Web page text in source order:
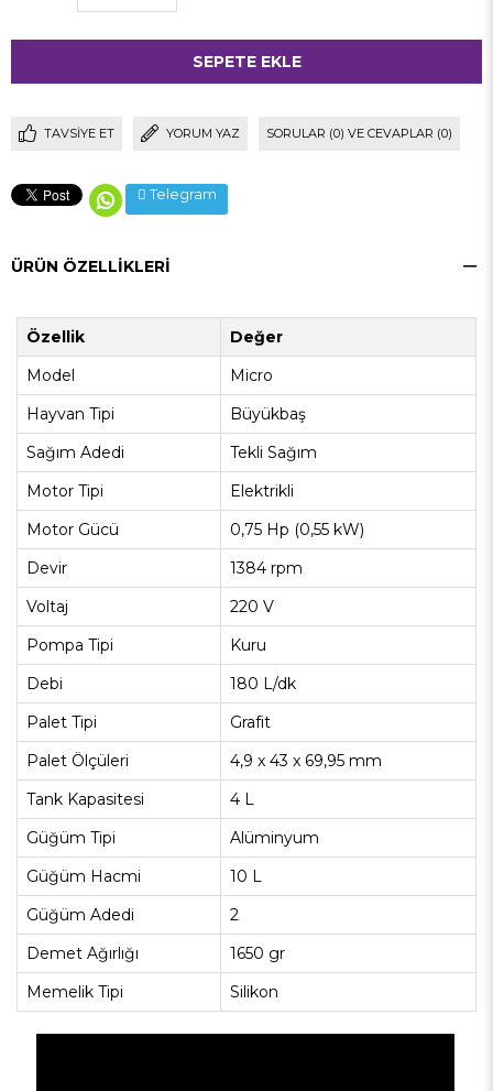
TAVSIYE ET YORUM YAZ SORULAR (0) VE CEVAPLAR (0)
Telegram
ÜRÜN ÖZELLIKLERI
Özellik
Değer
Model
Micro
Hayvan Tipi
Büyükbaş
Sağım Adedi
Tekli Sağım
Motor Tipi
Elektrikli
Motor Gücü
0,75 Hp (0,55 kW)
Devir
1384 rpm
Voltaj
220 V
Pompa Tipi
Kuru
Debi
180 L/dk
Palet Tipi
Grafit
Palet Ölçüleri
4,9 x 43 x 69,95 mm
Tank Kapasitesi
4 L
Güğüm Tipi
Alüminyum
Güğüm Hacmi
10 L
Güğüm Adedi
2
Demet Ağırlığı
1650 gr
Memelik Tipi
Silikon